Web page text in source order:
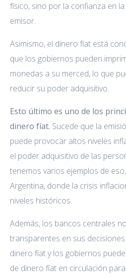
físico, sino por la confianza en
emisor.
Asimismo, el dinero fíat está
que los gobiernos pueden
monedas a su merced, lo que
reducir su poder adquisitivo.
Esto último es uno de los
dinero fíat. Sucede que la
puede provocar altos niveles
el poder adquisitivo de las
tenemos varios ejemplos de
Argentina, donde la crisis
niveles históricos.
Además, los bancos centrales
transparentes en sus
dinero fíat y los gobiernos
de dinero fíat en circulación